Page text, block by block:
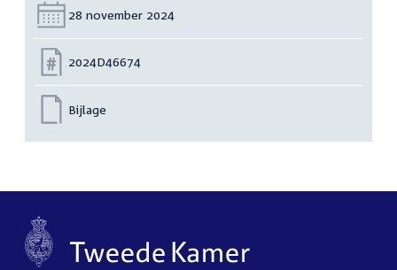
Datum:
28 november 2024
Nummer:
2024D46674
Bijlage